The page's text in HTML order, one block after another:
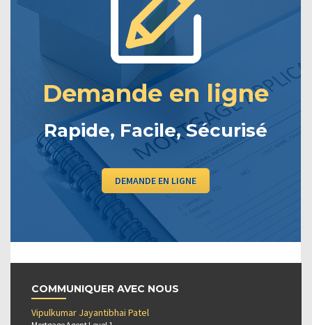
Demande en ligne
Rapide, Facile, Sécurisé
DEMANDE EN LIGNE
COMMUNIQUER AVEC NOUS
Vipulkumar Jayantibhai Patel